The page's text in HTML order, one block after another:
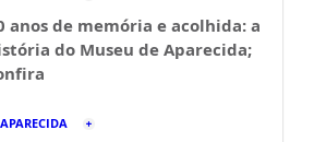
anos de memória e acolhida: a
do Museu de Aparecida;